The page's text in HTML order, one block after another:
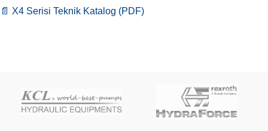
📄 X4 Serisi Teknik Katalog (PDF)